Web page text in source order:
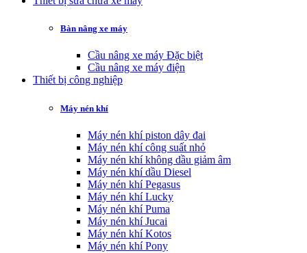
Bàn nâng xe máy
Cầu nâng xe máy Đặc biệt
Cầu nâng xe máy điện
Thiết bị công nghiệp
Máy nén khí
Máy nén khí piston dây đai
Máy nén khí công suất nhỏ
Máy nén khí không dầu giảm âm
Máy nén khí dầu Diesel
Máy nén khí Pegasus
Máy nén khí Lucky
Máy nén khí Puma
Máy nén khí Jucai
Máy nén khí Kotos
Máy nén khí Pony